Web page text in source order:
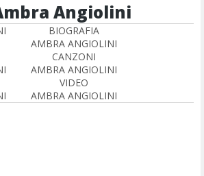
Angiolini
BIOGRAFIA
AMBRA ANGIOLINI
CANZONI
AMBRA ANGIOLINI
VIDEO
AMBRA ANGIOLINI